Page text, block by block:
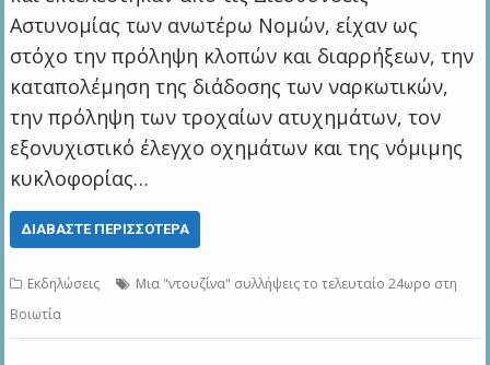
Αστυνομίας των ανωτέρω Νομών, είχαν ως
στόχο την πρόληψη κλοπών και διαρρήξεων, την
καταπολέμηση της διάδοσης των ναρκωτικών,
την πρόληψη των τροχαίων ατυχημάτων, τον
εξονυχιστικό έλεγχο οχημάτων και της νόμιμης
κυκλοφορίας…
ΔΙΑΒΆΣΤΕ ΠΕΡΙΣΣΌΤΕΡΑ
Εκδηλώσεις
Μια "ντουζίνα" συλλήψεις το τελευταίο 24ωρο στη
Βοιωτία